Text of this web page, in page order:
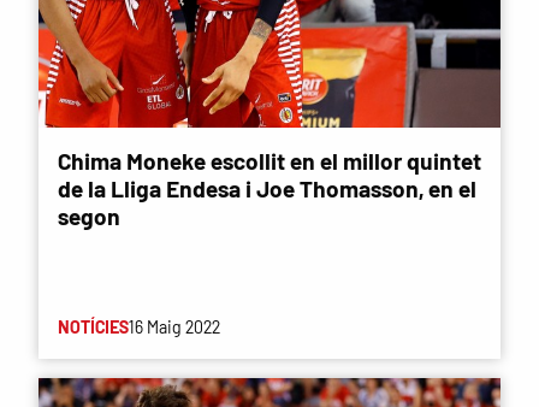
Chima Moneke escollit en el millor quintet
de la Lliga Endesa i Joe Thomasson, en el
segon
NOTÍCIES16 Maig 2022